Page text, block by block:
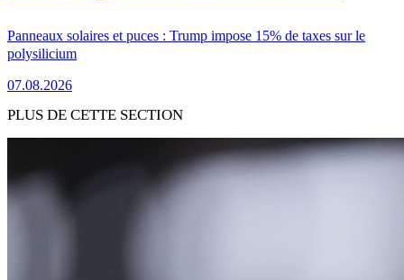
Panneaux solaires et puces : Trump impose 15% de taxes sur le
polysilicium
07.08.2026
PLUS DE CETTE SECTION